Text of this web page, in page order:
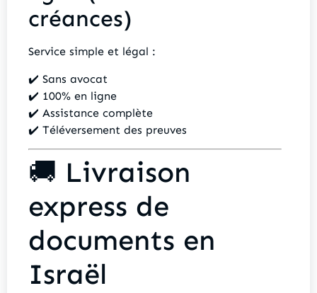
créances)
Service simple et légal :
✔️ Sans avocat
✔️ 100% en ligne
✔️ Assistance complète
✔️ Téléversement des preuves
🚚 Livraison
express de
documents en
Israël